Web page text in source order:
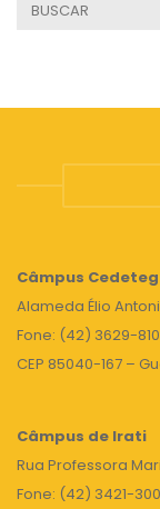
Câmpus Cedeteg
Alameda Élio
Fone: (42) 3629-
CEP 85040-167 –
Câmpus de Irati
Rua Professora
Fone: (42) 3421-